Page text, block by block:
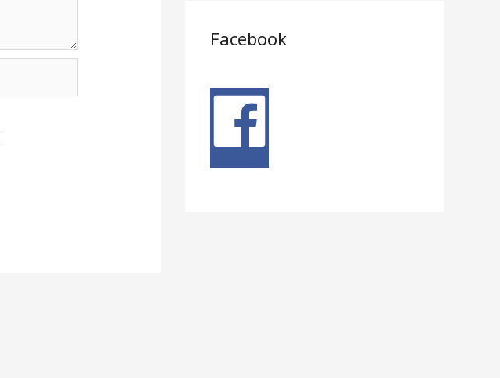
Facebook